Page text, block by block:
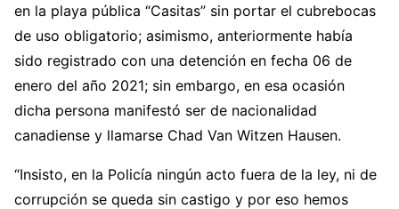
en la playa pública “Casitas” sin portar el cubrebocas
de uso obligatorio; asimismo, anteriormente había
sido registrado con una detención en fecha 06 de
enero del año 2021; sin embargo, en esa ocasión
dicha persona manifestó ser de nacionalidad
canadiense y llamarse Chad Van Witzen Hausen.
“Insisto, en la Policía ningún acto fuera de la ley, ni de
corrupción se queda sin castigo y por eso hemos